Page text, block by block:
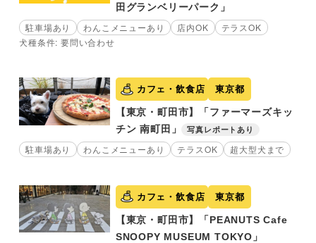
田グランベリーパーク」
駐車場あり わんこメニューあり 店内OK
テラスOK
犬種条件: 要問い合わせ
カフェ・飲食店 東京都
【東京・町田市】「ファーマーズキッ
チン 南町田」
写真レポートあり
駐車場あり わんこメニューあり テラスOK 超大型犬まで
カフェ・飲食店 東京都
【東京・町田市】「PEANUTS Cafe
SNOOPY MUSEUM TOKYO」